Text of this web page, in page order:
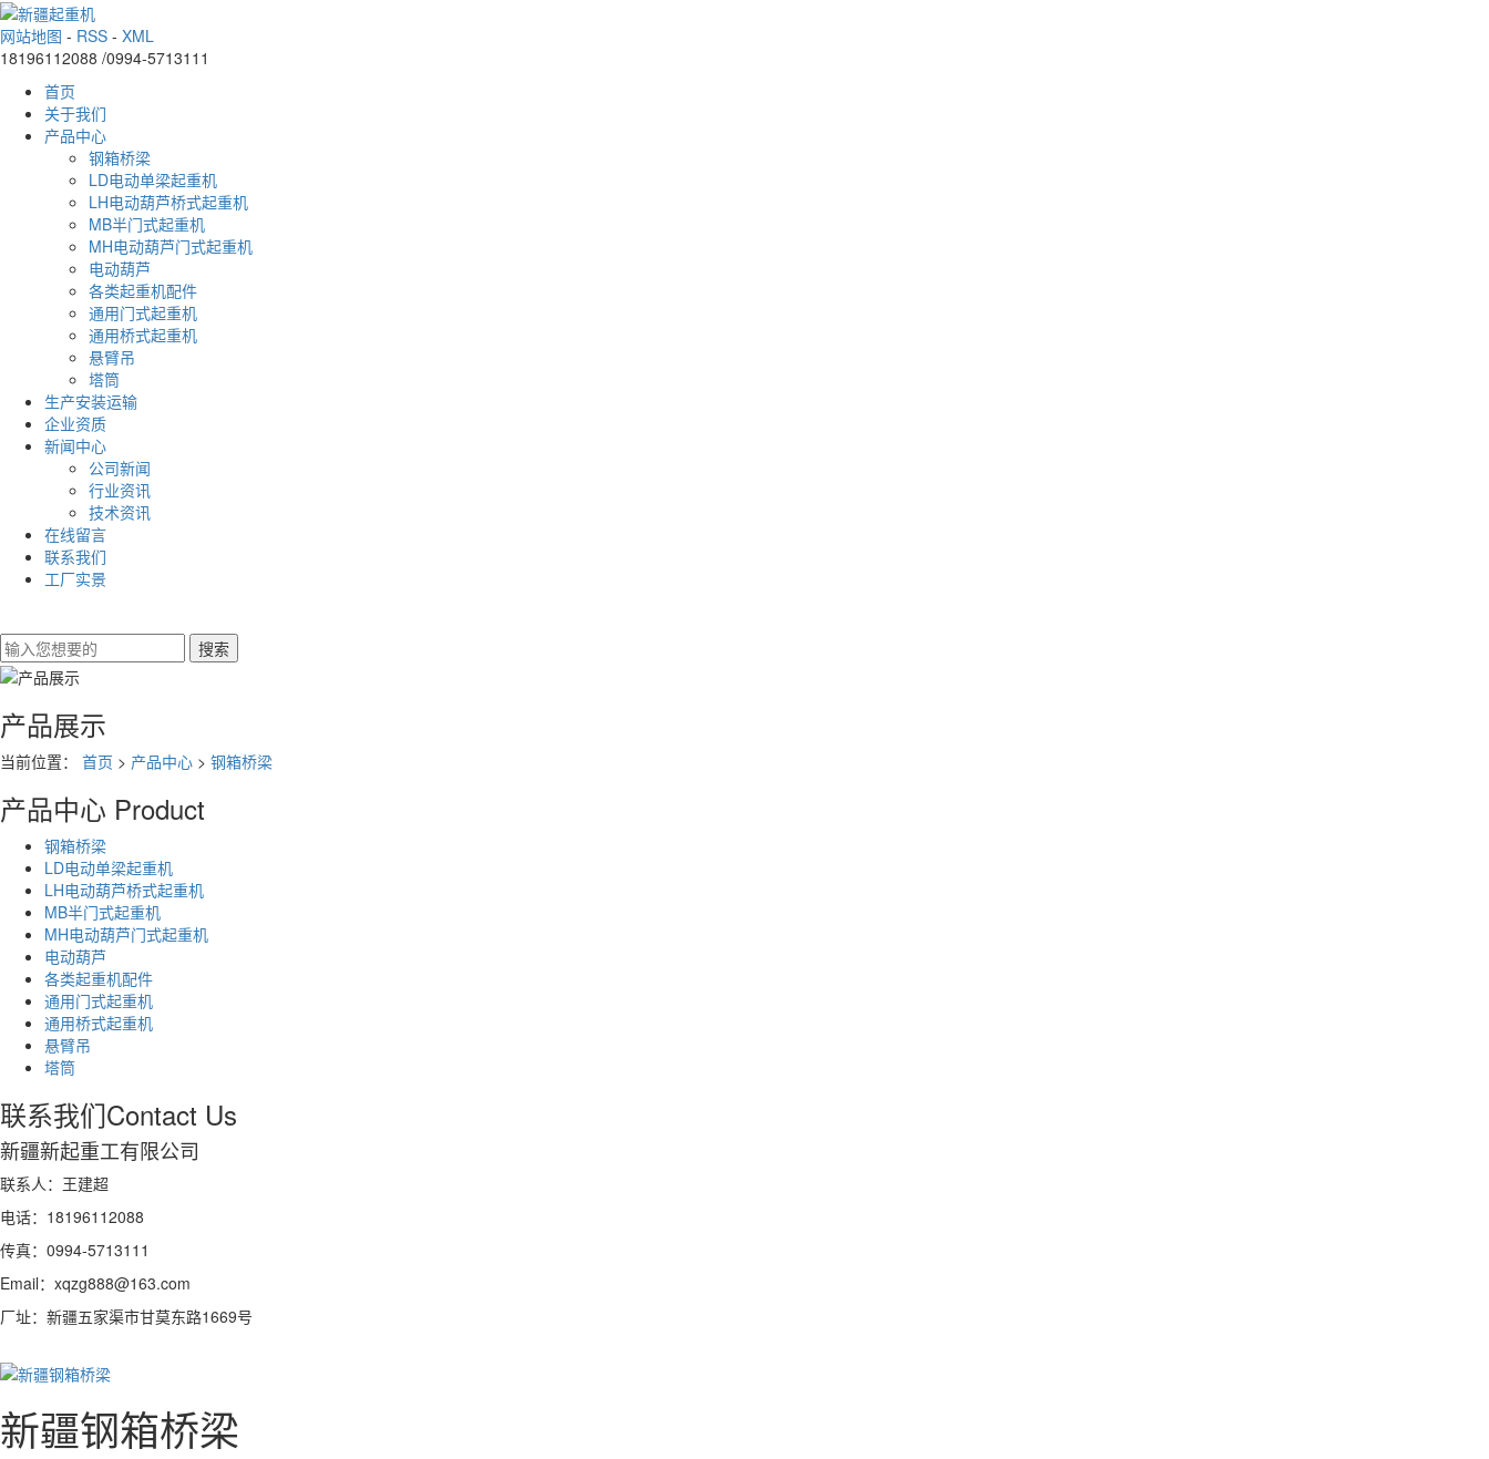
网站地图 - RSS - XML
18196112088 /0994-5713111
首页
关于我们
产品中心
钢箱桥梁
LD电动单梁起重机
LH电动葫芦桥式起重机
MB半门式起重机
MH电动葫芦门式起重机
电动葫芦
各类起重机配件
通用门式起重机
通用桥式起重机
悬臂吊
塔筒
生产安装运输
企业资质
新闻中心
公司新闻
行业资讯
技术资讯
在线留言
联系我们
工厂实景
产品展示
当前位置： 首页 > 产品中心 > 钢箱桥梁
产品中心 Product
钢箱桥梁
LD电动单梁起重机
LH电动葫芦桥式起重机
MB半门式起重机
MH电动葫芦门式起重机
电动葫芦
各类起重机配件
通用门式起重机
通用桥式起重机
悬臂吊
塔筒
联系我们Contact Us
新疆新起重工有限公司
联系人：王建超
电话：18196112088
传真：0994-5713111
Email：xqzg888@163.com
厂址：新疆五家渠市甘莫东路1669号
新疆钢箱桥梁